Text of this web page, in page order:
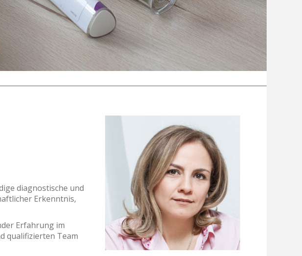
diagnostische und
Erkenntnis,
Erfahrung im
qualifizierten Team